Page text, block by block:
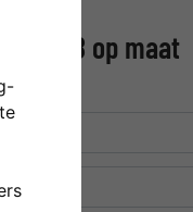
2,8 op maat